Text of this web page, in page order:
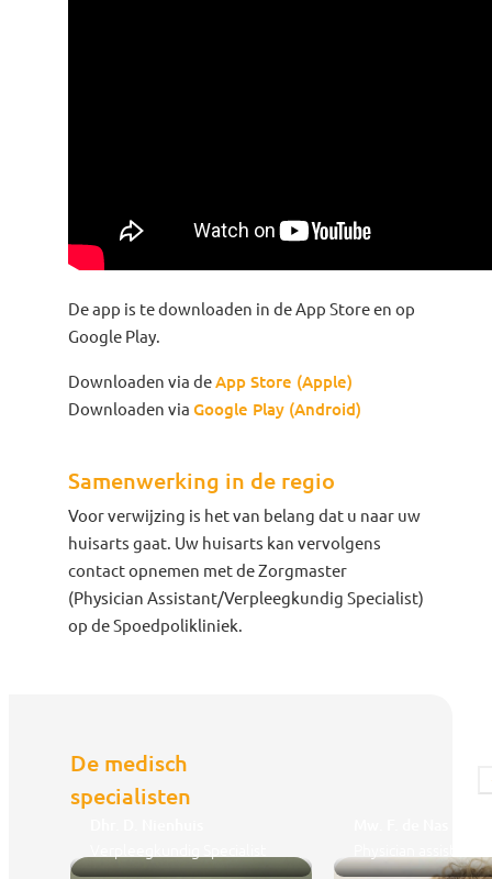
De app is te downloaden in de App Store en op
Google Play.
Downloaden via deApp Store (Apple)
Downloaden via Google Play (Android)
Samenwerking in de regio
Voor verwijzing is het van belang dat u naar uw
huisarts gaat. Uw huisarts kan vervolgens
contact opnemen met de Zorgmaster
(Physician Assistant/Verpleegkundig Specialist)
op de Spoedpolikliniek.
De medisch
specialisten